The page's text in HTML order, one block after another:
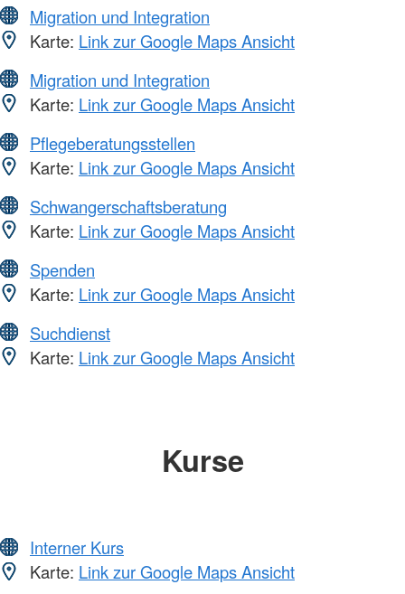
Migration und Integration
Karte: Link zur Google Maps Ansicht
Migration und Integration
Karte: Link zur Google Maps Ansicht
Pflegeberatungsstellen
Karte: Link zur Google Maps Ansicht
Schwangerschaftsberatung
Karte: Link zur Google Maps Ansicht
Spenden
Karte: Link zur Google Maps Ansicht
Suchdienst
Karte: Link zur Google Maps Ansicht
Kurse
Interner Kurs
Karte: Link zur Google Maps Ansicht